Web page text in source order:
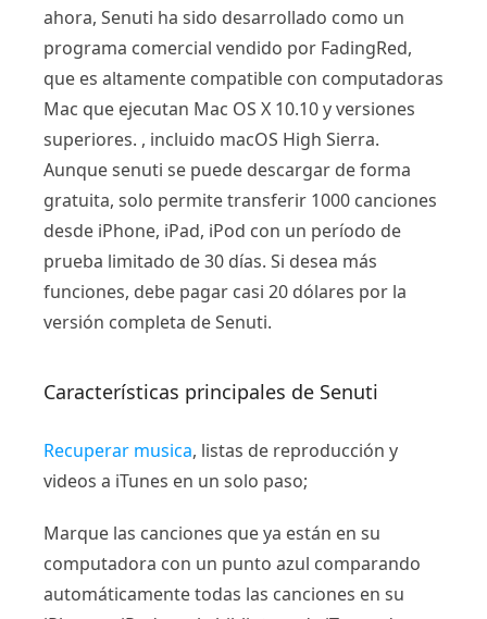
ahora, Senuti ha sido desarrollado como un
programa comercial vendido por FadingRed,
que es altamente compatible con computadoras
Mac que ejecutan Mac OS X 10.10 y versiones
superiores. , incluido macOS High Sierra.
Aunque senuti se puede descargar de forma
gratuita, solo permite transferir 1000 canciones
desde iPhone, iPad, iPod con un período de
prueba limitado de 30 días. Si desea más
funciones, debe pagar casi 20 dólares por la
versión completa de Senuti.
Características principales de Senuti
Recuperar musica, listas de reproducción y
videos a iTunes en un solo paso;
Marque las canciones que ya están en su
computadora con un punto azul comparando
automáticamente todas las canciones en su